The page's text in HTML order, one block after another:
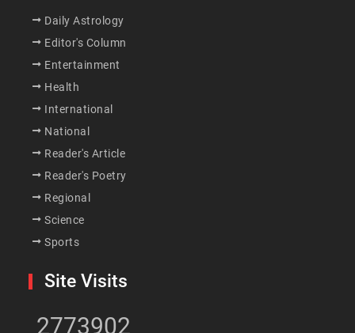
Daily Astrology
Editor's Column
Entertainment
Health
International
National
Reader's Article
Reader's Poetry
Regional
Science
Sports
Site Visits
2773902